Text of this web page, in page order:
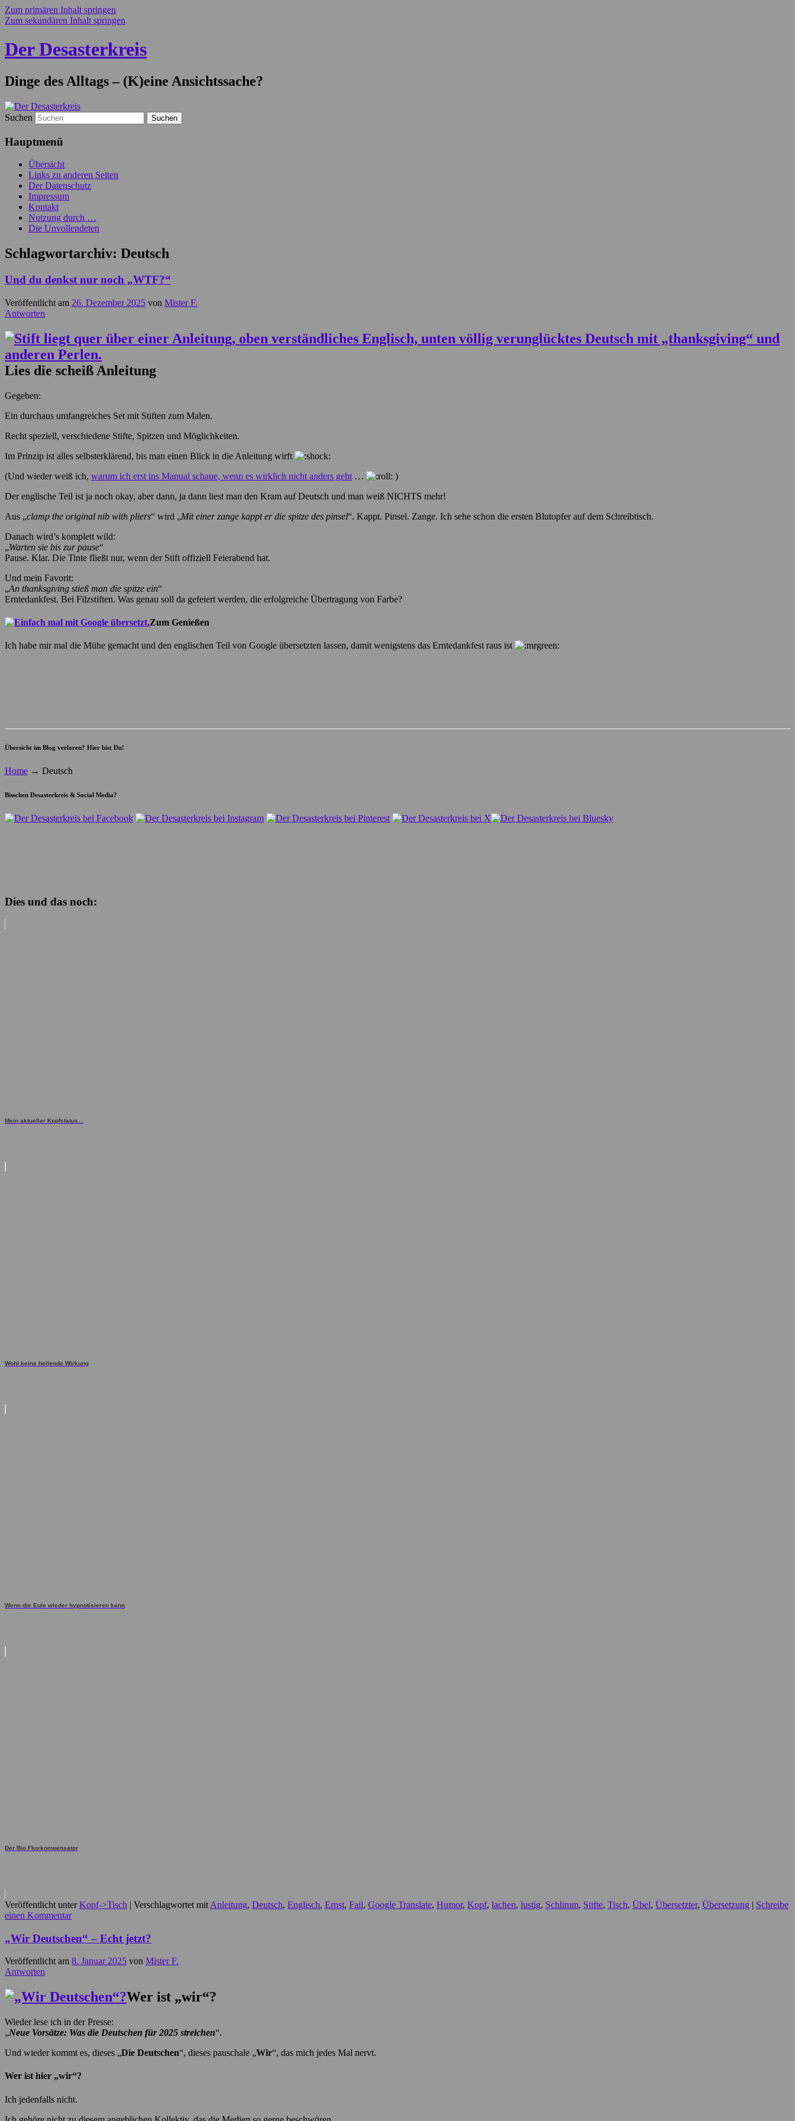
Zum primären Inhalt springen
Zum sekundären Inhalt springen
Der Desasterkreis
Dinge des Alltags – (K)eine Ansichtssache?
Suchen
Hauptmenü
Übersicht
Links zu anderen Seiten
Der Datenschutz
Impressum
Kontakt
Nutzung durch …
Die Unvollendeten
Schlagwortarchiv: Deutsch
Und du denkst nur noch „WTF?“
Veröffentlicht am 26. Dezember 2025 von Mister F.
Antworten
Lies die scheiß Anleitung
Gegeben:
Ein durchaus umfangreiches Set mit Stiften zum Malen.
Recht speziell, verschiedene Stifte, Spitzen und Möglichkeiten.
Im Prinzip ist alles selbsterklärend, bis man einen Blick in die Anleitung wirft
(Und wieder weiß ich, warum ich erst ins Manual schaue, wenn es wirklich nicht anders geht …
)
Der englische Teil ist ja noch okay, aber dann, ja dann liest man den Kram auf Deutsch und man weiß NICHTS mehr!
Aus „clamp the original nib with pliers“ wird „Mit einer zange kappt er die spitze des pinsel“. Kappt. Pinsel. Zange. Ich sehe schon die ersten Blutopfer auf dem Schreibtisch.
Danach wird’s komplett wild:
„Warten sie bis zur pause“
Pause. Klar. Die Tinte fließt nur, wenn der Stift offiziell Feierabend hat.
Und mein Favorit:
„An thanksgiving stieß man die spitze ein“
Erntedankfest. Bei Filzstiften. Was genau soll da gefeiert werden, die erfolgreiche Übertragung von Farbe?
Zum Genießen
Ich habe mir mal die Mühe gemacht und den englischen Teil von Google übersetzten lassen, damit wenigstens das Erntedankfest raus ist
Übersicht im Blog verloren? Hier bist Du!
Home → Deutsch
Bisschen Desasterkreis & Social Media?
Dies und das noch:
Mein aktueller Kopfstatus...
Wohl keine heilende Wirkung
Wenn die Eule wieder hypnotisieren kann
Der Bio Fluxkompensator
Veröffentlicht unter Kopf->Tisch | Verschlagwortet mit Anleitung, Deutsch, Englisch, Ernst, Fail, Google Translate, Humor, Kopf, lachen, lustig, Schlimm, Stifte, Tisch, Übel, Übersetzter, Übersetzung | Schreibe
einen Kommentar
„Wir Deutschen“ – Echt jetzt?
Veröffentlicht am 8. Januar 2025 von Mister F.
Antworten
Wer ist „wir“?
Wieder lese ich in der Presse:
„Neue Vorsätze: Was die Deutschen für 2025 streichen“.
Und wieder kommt es, dieses „Die Deutschen“, dieses pauschale „Wir“, das mich jedes Mal nervt.
Wer ist hier „wir“?
Ich jedenfalls nicht.